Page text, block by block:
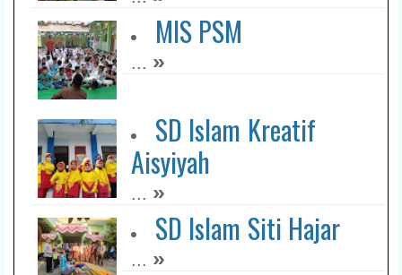
MIS PSM
... »
SD Islam Kreatif
Aisyiyah
... »
SD Islam Siti Hajar
... »